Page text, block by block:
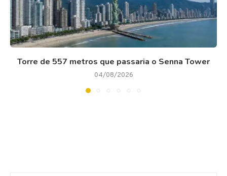
Torre de 557 metros que passaria o Senna Tower
04/08/2026